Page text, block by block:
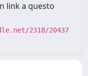
link a questo
2318/20437